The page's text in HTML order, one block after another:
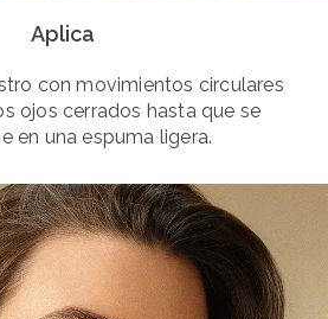
Aplica
con movimientos circulares
ojos cerrados hasta que se
en una espuma ligera.